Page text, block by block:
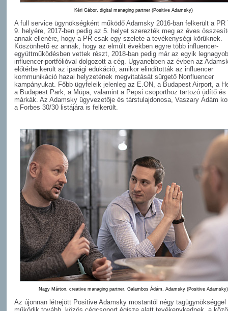
Kéri Gábor, digital managing partner (Positive Adamsky)
A full service ügynökségként működő Adamsky 2016-ban felkerült a PR
9. helyére, 2017-ben pedig az 5. helyet szerezték meg az éves
annak ellenére, hogy a PR csak egy szelete a tevékenységi körüknek.
Köszönhető ez annak, hogy az elmúlt években egyre több influencer-
együttműködésben vettek részt, 2018-ban pedig már az egyik
influencer-portfólióval dolgozott a cég. Ugyanebben az évben az
előtérbe került az iparági edukáció, amikor elindították az influencer
kommunikáció hazai helyzetének megvitatását sürgető Nonfluencer
kampányukat. Főbb ügyfeleik jelenleg az E.ON, a Budapest Airport, a
a Budapest Park, a Müpa, valamint a Pepsi csoporthoz tartozó üdítő és
márkák. Az Adamsky ügyvezetője és társtulajdonosa, Vaszary Ádám
a Forbes 30/30 listájára is felkerült.
Nagy Márton, creative managing partner, Galambos Ádám, Adamsky (Positive Adamsky)
Az újonnan létrejött Positive Adamsky mostantól négy tagügynökséggel